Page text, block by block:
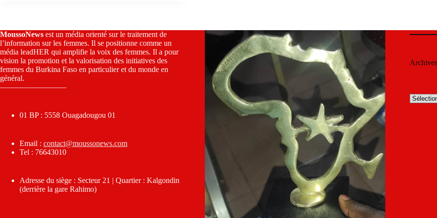
MoussoNews est un média orienté sur le traitement de
l’information sur les femmes. Il se positionne comme un
média leadHER qui amplifie la voix des femmes. Il a pour
vision la promotion et la valorisation des initiatives des
femmes du Burkina Faso en particulier et du monde en
général.
————————–
01 BP : 5558 Ouagadougou 01
Email : contact@moussonews.com
Tel : 76643010
Adresse du siège : Secteur 21 | Quartier : Kalgondin
(derrière la gare Rahimo)
Archives
Archives